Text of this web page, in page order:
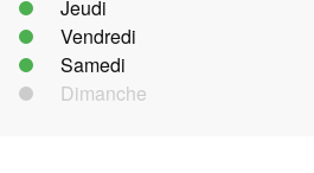
Jeudi
Vendredi
Samedi
Dimanche